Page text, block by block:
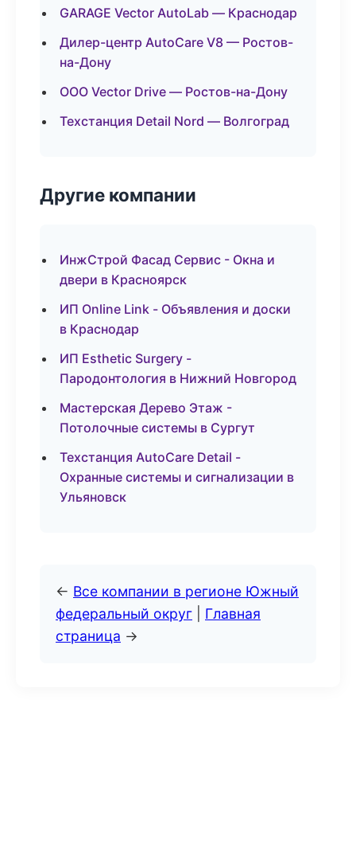
GARAGE Vector AutoLab — Краснодар
Дилер-центр AutoCare V8 — Ростов-
на-Дону
ООО Vector Drive — Ростов-на-Дону
Техстанция Detail Nord — Волгоград
Другие компании
ИнжСтрой Фасад Сервис - Окна и
двери в Красноярск
ИП Online Link - Объявления и доски
в Краснодар
ИП Esthetic Surgery -
Пародонтология в Нижний Новгород
Мастерская Дерево Этаж -
Потолочные системы в Сургут
Техстанция AutoCare Detail -
Охранные системы и сигнализации в
Ульяновск
← Все компании в регионе Южный
федеральный округ
Главная
страница →